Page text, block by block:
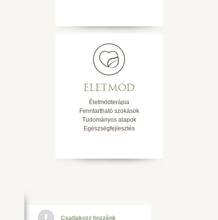
ÉLETMÓD
Életmódterápia
Fenntartható szokások
Tudományos alapok
Egészségfejlesztés
Csatlakozz hozzánk